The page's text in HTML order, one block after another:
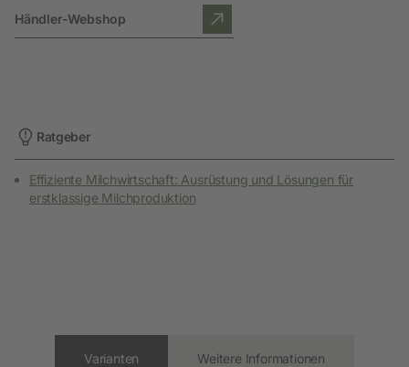
Händler-Webshop
Ratgeber
Effiziente Milchwirtschaft: Ausrüstung und Lösungen für
erstklassige Milchproduktion
Varianten Weitere Informationen